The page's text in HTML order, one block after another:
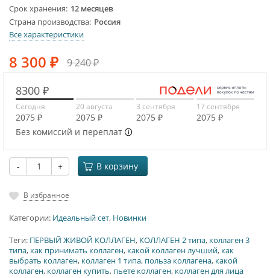
Срок хранения 12 месяцев
Страна производства Россия
Все характеристики
8 300 ₽ 9 240₽
8300 ₽
Сегодня
2075 ₽
20 августа
2075 ₽
3 сентября
2075 ₽
17 сентября
2075 ₽
Без комиссий и переплат
- + В корзину
В избранное
Категории: Идеальный сет, Новинки
Теги: ПЕРВЫЙ ЖИВОЙ КОЛЛАГЕН, КОЛЛАГЕН 2 типа, коллаген 3
типа, как принимать коллаген, какой коллаген лучший, как
выбрать коллаген, коллаген 1 типа, польза коллагена, какой
коллаген, коллаген купить, пьете коллаген, коллаген для лица